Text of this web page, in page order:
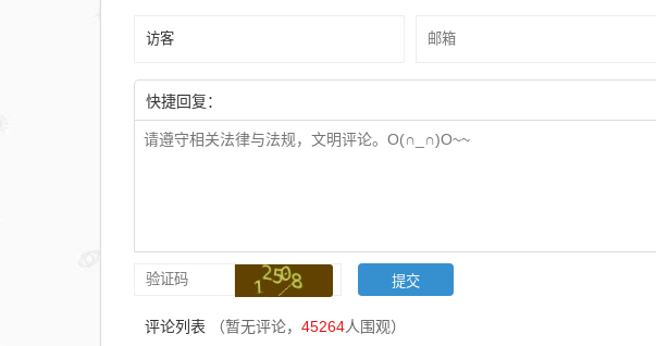
快捷回复：
评论列表 （暂无评论， 45264人围观）